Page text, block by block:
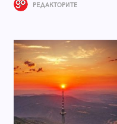
РЕДАКТОРИТЕ